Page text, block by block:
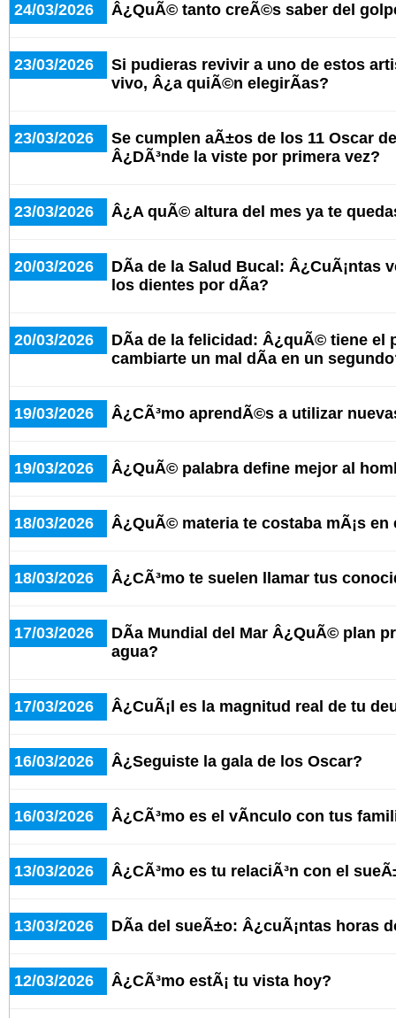
24/03/2026 Â¿QuÃ© tanto creÃ©s saber del
23/03/2026
Si pudieras revivir a uno de estos
vivo, Â¿a quiÃ©n elegirÃ­as?
23/03/2026
Se cumplen aÃ±os de los 11 Oscar
Â¿DÃ³nde la viste por primera vez?
23/03/2026 Â¿A quÃ© altura del mes ya te
20/03/2026
DÃ­a de la Salud Bucal: Â¿CuÃ¡ntas
los dientes por dÃ­a?
20/03/2026
DÃ­a de la felicidad: Â¿quÃ© tiene el
cambiarte un mal dÃ­a en un
19/03/2026 Â¿CÃ³mo aprendÃ©s a utilizar
19/03/2026 Â¿QuÃ© palabra define mejor al
18/03/2026 Â¿QuÃ© materia te costaba mÃ¡s
18/03/2026 Â¿CÃ³mo te suelen llamar tus
17/03/2026
DÃ­a Mundial del Mar Â¿QuÃ© plan
agua?
17/03/2026 Â¿CuÃ¡l es la magnitud real de tu
16/03/2026 Â¿Seguiste la gala de los Oscar?
16/03/2026 Â¿CÃ³mo es el vÃ­nculo con tus
13/03/2026 Â¿CÃ³mo es tu relaciÃ³n con el
13/03/2026 DÃ­a del sueÃ±o: Â¿cuÃ¡ntas horas
12/03/2026 Â¿CÃ³mo estÃ¡ tu vista hoy?